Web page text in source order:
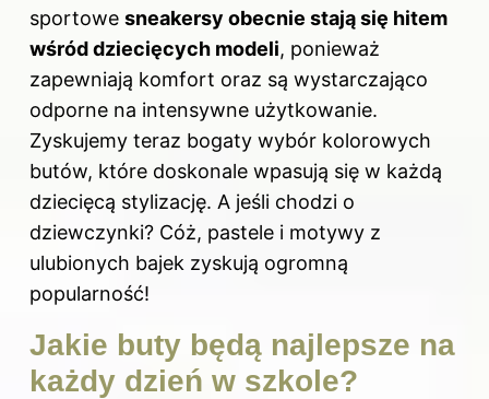
sportowe sneakersy obecnie stają się hitem
wśród dziecięcych modeli, ponieważ
zapewniają komfort oraz są wystarczająco
odporne na intensywne użytkowanie.
Zyskujemy teraz bogaty wybór kolorowych
butów, które doskonale wpasują się w każdą
dziecięcą stylizację. A jeśli chodzi o
dziewczynki? Cóż, pastele i motywy z
ulubionych bajek zyskują ogromną
popularność!
Jakie buty będą najlepsze na
każdy dzień w szkole?